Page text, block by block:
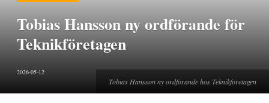
Tobias Hansson ny ordförande hos Teknikföretagen
Tobias Hansson ny ordförande för
Teknikföretagen
2026-05-12